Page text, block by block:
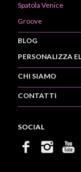
Spatola Venice
Groove
BLOG
PERSONALIZZA
CHI SIAMO
CONTATTI
SOCIAL